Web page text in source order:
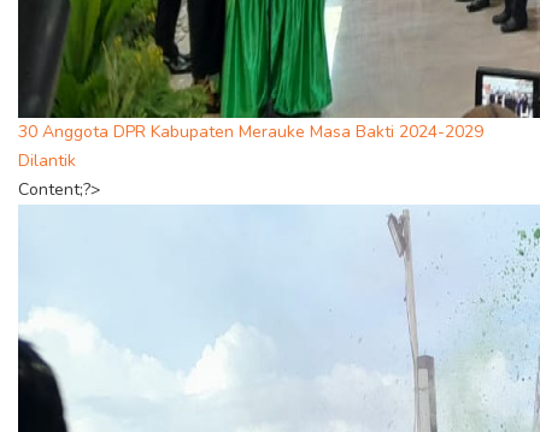
30 Anggota DPR Kabupaten Merauke Masa Bakti 2024-2029
Dilantik
Content;?>